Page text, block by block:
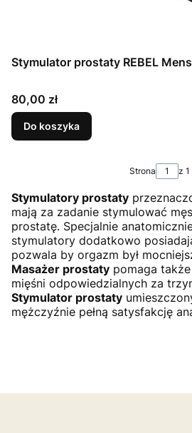
Stymulator prostaty REBEL
Cena
80,00 zł
Do koszyka
Strona z 1
Stymulatory prostaty
mają za zadanie stymulować
prostatę. Specjalnie
stymulatory dodatkowo
pozwala by orgazm był
Masażer prostaty pomaga
mięśni odpowiedzialnych za
Stymulator prostaty
mężczyźnie pełną satysfakcję